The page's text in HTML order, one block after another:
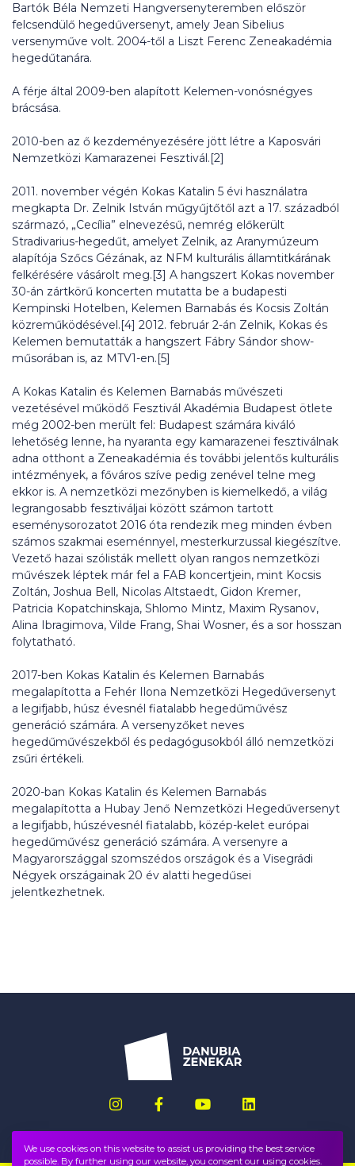
Bartók Béla Nemzeti Hangversenyteremben először
felcsendülő hegedűversenyt, amely Jean Sibelius
versenyműve volt. 2004-től a Liszt Ferenc Zeneakadémia
hegedűtanára.
A férje által 2009-ben alapított Kelemen-vonósnégyes
brácsása.
2010-ben az ő kezdeményezésére jött létre a Kaposvári
Nemzetközi Kamarazenei Fesztivál.[2]
2011. november végén Kokas Katalin 5 évi használatra
megkapta Dr. Zelnik István műgyűjtőtől azt a 17. századból
származó, „Cecília” elnevezésű, nemrég előkerült
Stradivarius-hegedűt, amelyet Zelnik, az Aranymúzeum
alapítója Szőcs Gézának, az NFM kulturális államtitkárának
felkérésére vásárolt meg.[3] A hangszert Kokas november
30-án zártkörű koncerten mutatta be a budapesti
Kempinski Hotelben, Kelemen Barnabás és Kocsis Zoltán
közreműködésével.[4] 2012. február 2-án Zelnik, Kokas és
Kelemen bemutatták a hangszert Fábry Sándor show-
műsorában is, az MTV1-en.[5]
A Kokas Katalin és Kelemen Barnabás művészeti
vezetésével működő Fesztivál Akadémia Budapest ötlete
még 2002-ben merült fel: Budapest számára kiváló
lehetőség lenne, ha nyaranta egy kamarazenei fesztiválnak
adna otthont a Zeneakadémia és további jelentős kulturális
intézmények, a főváros szíve pedig zenével telne meg
ekkor is. A nemzetközi mezőnyben is kiemelkedő, a világ
legrangosabb fesztiváljai között számon tartott
eseménysorozatot 2016 óta rendezik meg minden évben
számos szakmai eseménnyel, mesterkurzussal kiegészítve.
Vezető hazai szólisták mellett olyan rangos nemzetközi
művészek léptek már fel a FAB koncertjein, mint Kocsis
Zoltán, Joshua Bell, Nicolas Altstaedt, Gidon Kremer,
Patricia Kopatchinskaja, Shlomo Mintz, Maxim Rysanov,
Alina Ibragimova, Vilde Frang, Shai Wosner, és a sor hosszan
folytatható.
2017-ben Kokas Katalin és Kelemen Barnabás
megalapította a Fehér Ilona Nemzetközi Hegedűversenyt
a legifjabb, húsz évesnél fiatalabb hegedűművész
generáció számára. A versenyzőket neves
hegedűművészekből és pedagógusokból álló nemzetközi
zsűri értékeli.
2020-ban Kokas Katalin és Kelemen Barnabás
megalapította a Hubay Jenő Nemzetközi Hegedűversenyt
a legifjabb, húszévesnél fiatalabb, közép-kelet európai
hegedűművész generáció számára. A versenyre a
Magyarországgal szomszédos országok és a Visegrádi
Négyek országainak 20 év alatti hegedűsei
jelentkezhetnek.
We use cookies on this website to assist us providing the best service
possible. By further using our website, you consent our using cookies.